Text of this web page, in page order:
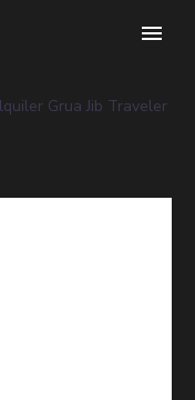
Grua Jib Traveler